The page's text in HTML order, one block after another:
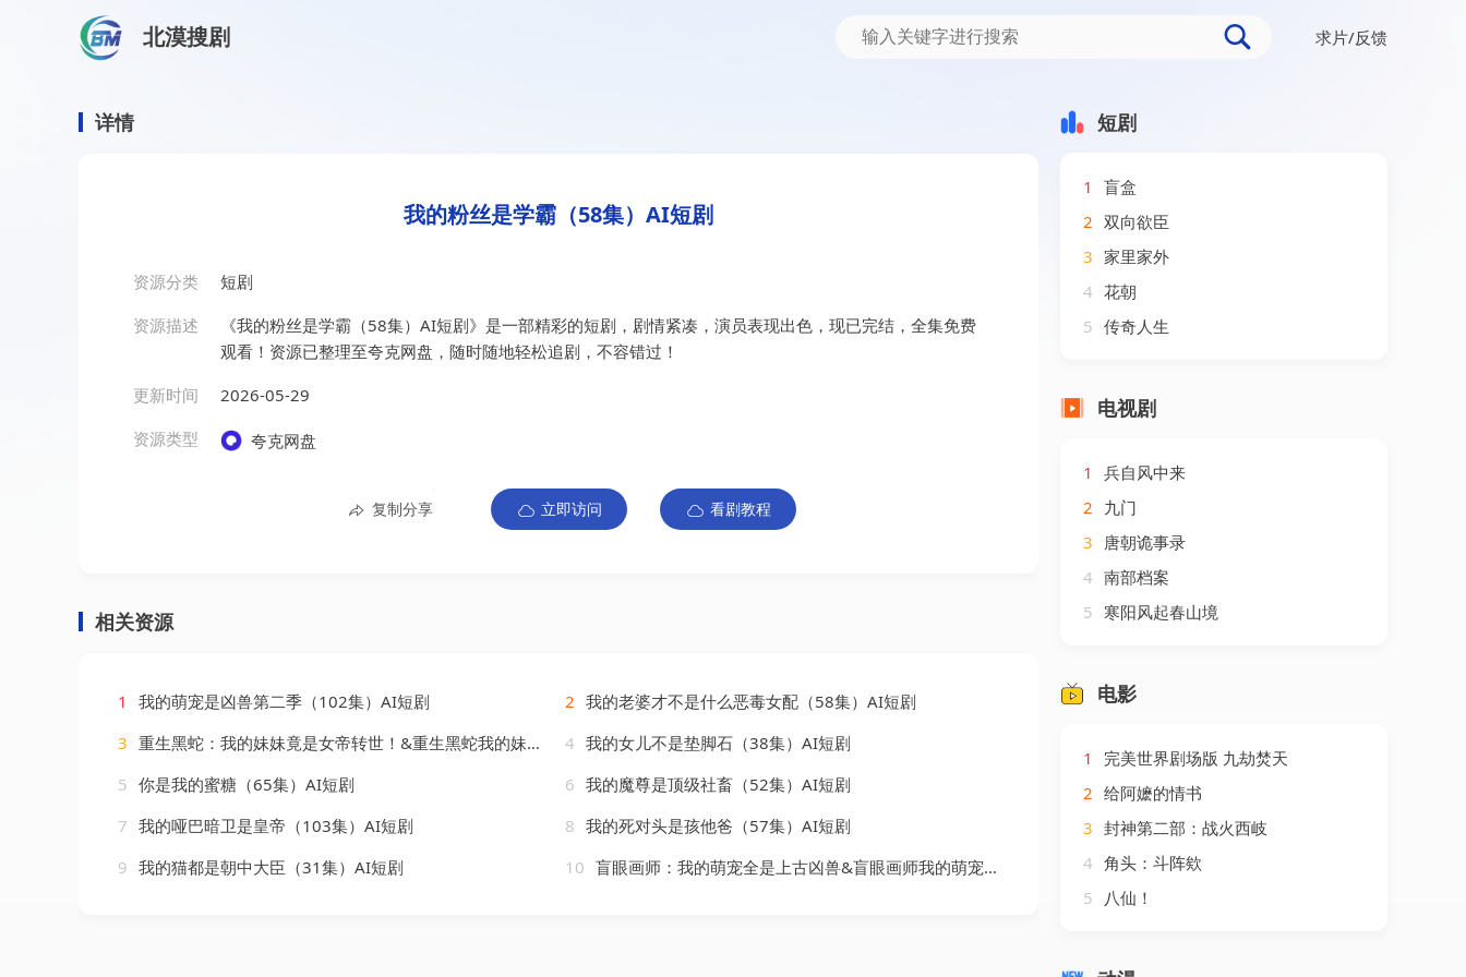
北漠搜剧 求片/反馈
详情
我的粉丝是学霸（58集）AI短剧
资源分类
短剧
资源描述
《我的粉丝是学霸（58集）AI短剧》是一部精彩的短剧，剧情紧凑，演员表现出色，现已完结，全集免费
观看！资源已整理至夸克网盘，随时随地轻松追剧，不容错过！
更新时间
2026-05-29
资源类型
夸克网盘
复制分享 立即访问 看剧教程
相关资源
1 我的萌宠是凶兽第二季（102集）AI短剧 2 我的老婆才不是什么恶毒女配（58集）AI短剧
3 重生黑蛇：我的妹妹竟是女帝转世！&重生黑蛇我的妹妹竟是女帝转世（46集）AI短剧 4 我的女儿不是垫脚石（38集）AI短剧
5 你是我的蜜糖（65集）AI短剧 6 我的魔尊是顶级社畜（52集）AI短剧
7 我的哑巴暗卫是皇帝（103集）AI短剧 8 我的死对头是孩他爸（57集）AI短剧
9 我的猫都是朝中大臣（31集）AI短剧 10 盲眼画师：我的萌宠全是上古凶兽&盲眼画师我的萌宠全是上古凶兽（60集）AI短剧
短剧
1
盲盒
2 双向欲臣
3 家里家外
4 花朝
5 传奇人生
电视剧
1
兵自风中来
2 九门
3 唐朝诡事录
4 南部档案
5 寒阳风起春山境
电影
1
完美世界剧场版 九劫焚天
2 给阿嬷的情书
3 封神第二部：战火西岐
4 角头：斗阵欸
5
八仙！